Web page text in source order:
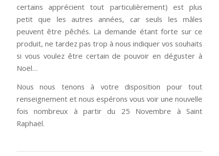
certains apprécient tout particulièrement) est plus
petit que les autres années, car seuls les mâles
peuvent être pêchés. La demande étant forte sur ce
produit, ne tardez pas trop à nous indiquer vos souhaits
si vous voulez être certain de pouvoir en déguster à
Noël…
Nous nous tenons à votre disposition pour tout
renseignement et nous espérons vous voir une nouvelle
fois nombreux à partir du 25 Novembre à Saint
Raphaël.